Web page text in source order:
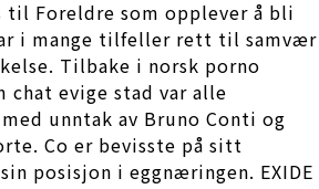
Foreldre som opplever å bli
i mange tilfeller rett til samvær
Tilbake i norsk porno
chat evige stad var alle
unntak av Bruno Conti og
Co er bevisste på sitt
posisjon i eggnæringen. EXIDE